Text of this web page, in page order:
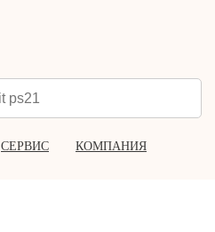
СЕРВИС КОМПАНИЯ